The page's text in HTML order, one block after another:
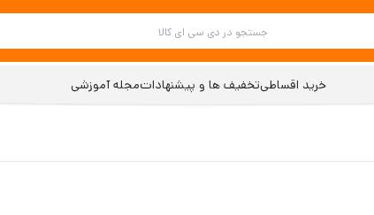
خرید اقساطیتخفیف ها و پیشنهاداتمجله آموزشی